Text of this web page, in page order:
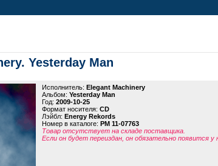
Yesterday Man
Исполнитель: Elegant Machinery
Альбом: Yesterday Man
Год: 2009-10-25
Формат носителя: CD
Лэйбл: Energy Rekords
Номер в каталоге: PM 11-07763
Товар отсутствует на складе поставщика.
Если он будет переиздан, он обязательно появится у